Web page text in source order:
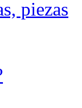
piezas